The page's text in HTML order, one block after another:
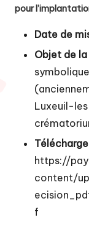
pour
Date de
Objet de
Luxeuil-
https://
content/
f